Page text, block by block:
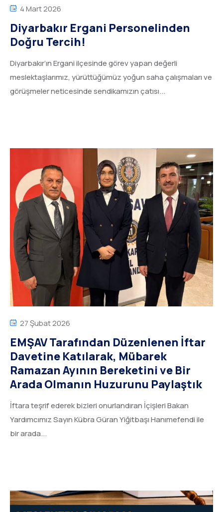
4 Mart 2026
Diyarbakır Ergani Personelinden
Doğru Tercih!
Diyarbakır’ın Ergani ilçesinde görev yapan değerli
meslektaşlarımız, yürüttüğümüz yoğun saha çalışmaları ve
görüşmeler neticesinde sendikamızın çatısı...
27 Şubat 2026
EMŞAV Tarafından Düzenlenen İftar
Davetine Katılarak, Mübarek
Ramazan Ayının Bereketini ve Bir
Arada Olmanın Huzurunu Paylaştık
İftara teşrif ederek bizleri onurlandıran İçişleri Bakan
Yardımcımız Sayın Kübra Güran Yiğitbaşı Hanımefendi ile
bir arada...